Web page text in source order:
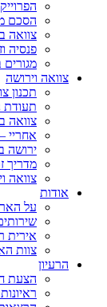
הסכם
צוואה
פנסיה
צוואה וירושה
תכנון
תעודת
צוואה
אחריי
ירושה
מדריך
צוואה
אודות
על
אירית
צוות
הרעיון
הצעת